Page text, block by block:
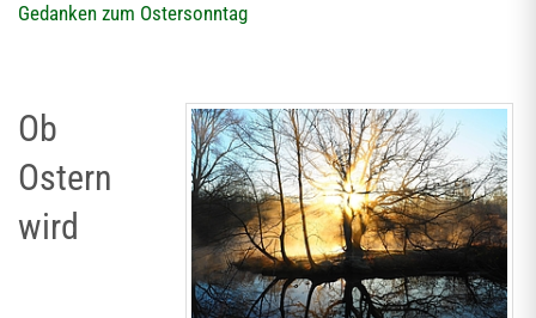
Gedanken zum Ostersonntag
Ob
Ostern
wird